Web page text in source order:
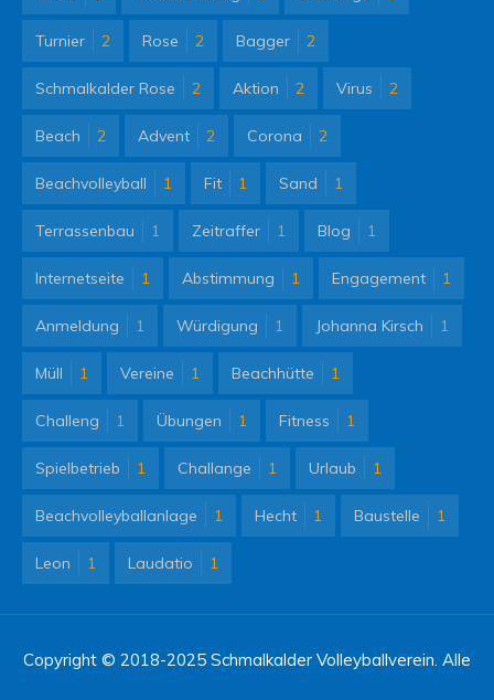
Turnier 2 Rose 2 Bagger 2
Schmalkalder Rose 2 Aktion 2 Virus 2
Beach 2 Advent 2 Corona 2
Beachvolleyball 1 Fit 1 Sand 1
Terrassenbau 1 Zeitraffer 1 Blog 1
Internetseite 1 Abstimmung 1 Engagement 1
Anmeldung 1 Würdigung 1 Johanna Kirsch 1
Müll 1 Vereine 1 Beachhütte 1
Challeng 1 Übungen 1 Fitness 1
Spielbetrieb 1 Challange 1 Urlaub 1
Beachvolleyballanlage 1 Hecht 1 Baustelle 1
Leon 1 Laudatio 1
Copyright © 2018-2025 Schmalkalder Volleyballverein. Alle